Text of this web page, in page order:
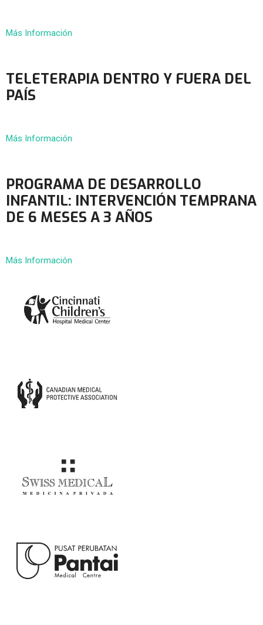
Más Información
TELETERAPIA DENTRO Y FUERA DEL
PAÍS
Más Información
PROGRAMA DE DESARROLLO
INFANTIL: INTERVENCIÓN TEMPRANA
DE 6 MESES A 3 AÑOS
Más Información